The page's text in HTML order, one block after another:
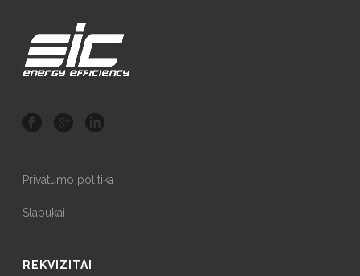
Privatumo politika
Slapukai
REKVIZITAI